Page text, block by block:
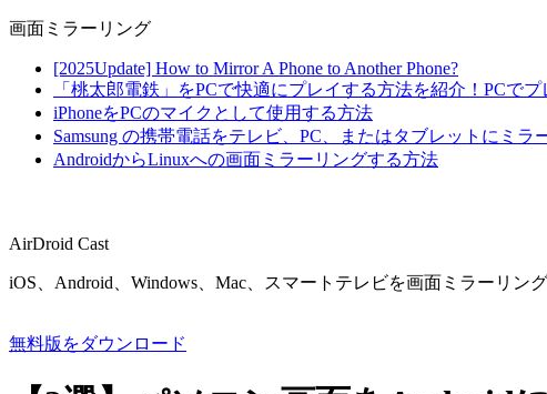
画面ミラーリング
[2025Update] How to Mirror A Phone to Another Phone?
「桃太郎電鉄」をPCで快適にプレイする方法を紹介！PCで
iPhoneをPCのマイクとして使用する方法
Samsung の携帯電話をテレビ、PC、またはタブレットにミラ
AndroidからLinuxへの画面ミラーリングする方法
AirDroid Cast
iOS、Android、Windows、Mac、スマートテレビを画面ミラーリン
無料版をダウンロード